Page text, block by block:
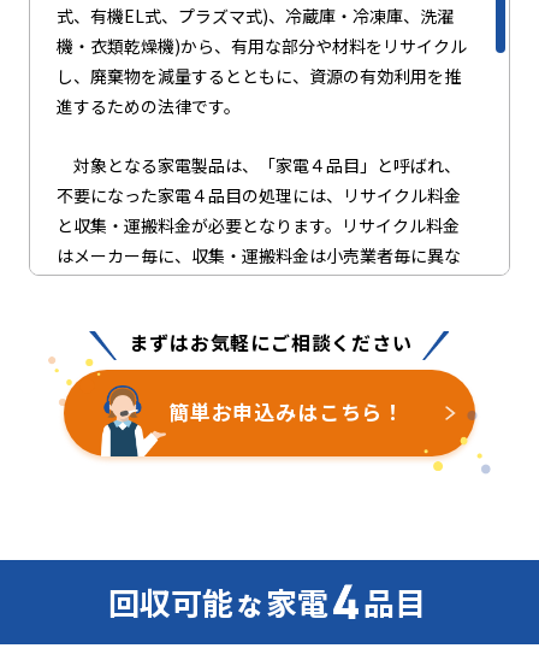
式、有機EL式、プラズマ式)、冷蔵庫・冷凍庫、洗濯
機・衣類乾燥機)から、有用な部分や材料をリサイクル
し、廃棄物を減量するとともに、資源の有効利用を推
進するための法律です。
対象となる家電製品は、「家電４品目」と呼ばれ、
不要になった家電４品目の処理には、リサイクル料金
と収集・運搬料金が必要となります。リサイクル料金
はメーカー毎に、収集・運搬料金は小売業者毎に異な
本サービスは、家電リサイクルの回収依頼先が不明
な方へ向けて、SGムービング株式会社が収集運搬許可
業者と連携した回収サービスを提供するものです。
同品目の新しい製品に買い替える場合は、新しい製
購入したお店に引取りをご依頼ください。
本サービス以外にも、郵便局振込方式で料金を支払
い、指定引取場所に直接持ち込む方法などもありま
まずはお気軽にご相談ください
簡単お申込みはこちら！
回収可能な家電 品目